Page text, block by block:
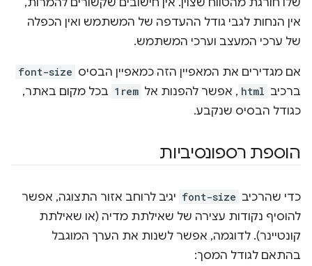
שלו חורגת מהטווח שצוין. אין חישובים שקשורים להמרות,
אין הנחות לגבי גודל ההעדפה של המשתמש ואין הכפלה
של ערכי המעצב וערכי המשתמש.
אם מגדירים את המאפיין הזה כמאפיין הבסיס font-size
ברכיב html , אפשר להפנות אל 1rem בכל מקום באתר,
כגודל הבסיס שנקבע.
הוספת רספונסיביות
כדי שהרכיב font-size יגיב לרוחב אזור התצוגה, אפשר
להוסיף נקודות עצירה של שאילתת מדיה (או שאילתת
קונטיינר). לדוגמה, אפשר לשנות את הערך המוגבל
בהתאם לגודל המסך: